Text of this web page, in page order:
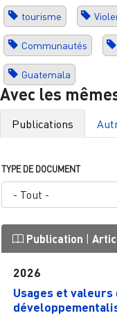
tourisme
Communautés
Guatemala
Avec les
Publications
TYPE DE DOCUMENT
Publication |
2026
Usages et